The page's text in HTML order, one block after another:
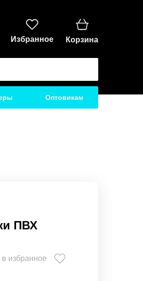
Избранное Корзина
Оптовикам
ПВХ
в избранное